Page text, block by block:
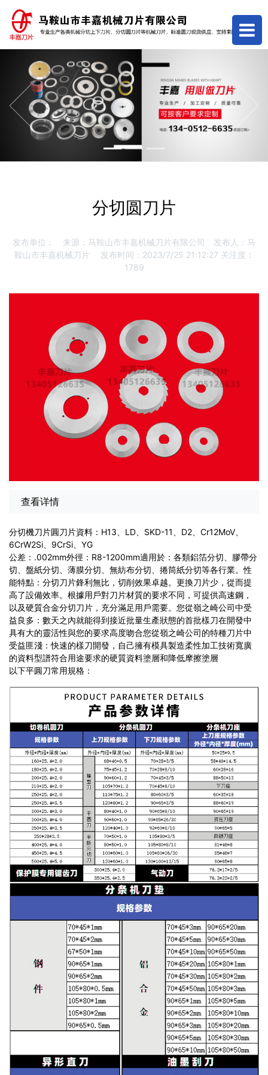
Previous
分切圆刀片
发布单位： 来源：马鞍山市丰嘉机械刀片有限公司
发布人：马
鞍山市丰嘉机械刀片
发布时间：2023/7/25 21:12:27 关注度：
1789
查看详情
分切機刀片圓刀片資料：H13、LD、SKD-11、D2、Cr12MoV、
6CrW2Si、9CrSi、YG
公差：.002mm外徑：R8-1200mm適用於：各類鋁箔分切、膠帶分
切、盤紙分切、薄膜分切、無紡布分切、捲筒紙分切等各行業。性
能特點： 分切刀片鋒利無比，切削效果卓越。更換刀片少，從而提
高了設備效率。 根據用戶對刀片材質的要求不同，可提供高速鋼，
以及硬質合金分切刀片，充分滿足用戶需要。 您從嶺之崎公司中受
益良多： 數天之內就能得到接近批量生產狀態的首批樣刀在開發中
具有大的靈活性與您的要求高度吻合您從嶺之崎公司的特種刀片中
受益匪淺：快速的樣刀開發，自己擁有模具製造柔性加工技術寬廣
的資料型譜符合用途要求的硬質資料塗層和降低摩擦塗層
以下平圓刀常用規格：